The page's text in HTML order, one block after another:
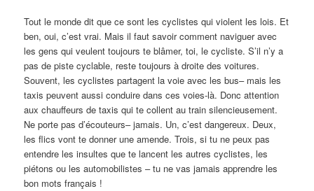
Tout le monde dit que ce sont les cyclistes qui violent les lois. Et
ben, oui, c’est vrai. Mais il faut savoir comment naviguer avec
les gens qui veulent toujours te blâmer, toi, le cycliste. S’il n’y a
pas de piste cyclable, reste toujours à droite des voitures.
Souvent, les cyclistes partagent la voie avec les bus– mais les
taxis peuvent aussi conduire dans ces voies-là. Donc attention
aux chauffeurs de taxis qui te collent au train silencieusement.
Ne porte pas d’écouteurs– jamais. Un, c’est dangereux. Deux,
les flics vont te donner une amende. Trois, si tu ne peux pas
entendre les insultes que te lancent les autres cyclistes, les
piétons ou les automobilistes – tu ne vas jamais apprendre les
bon mots français !